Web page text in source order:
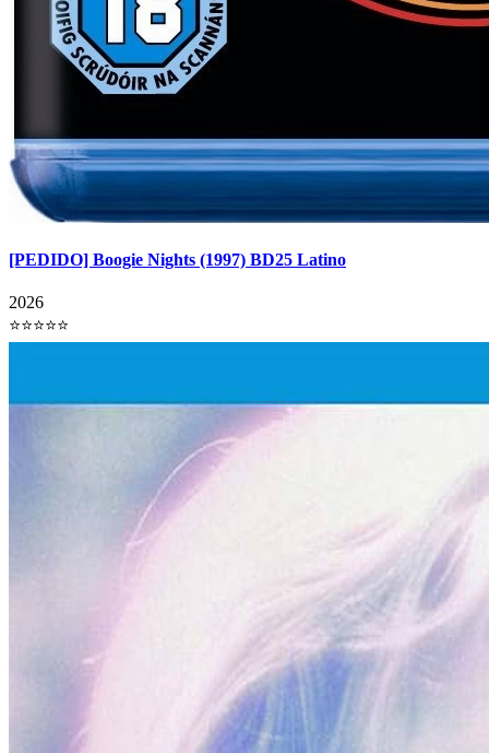
[PEDIDO] Boogie Nights (1997) BD25 Latino
2026
⭐⭐⭐⭐⭐